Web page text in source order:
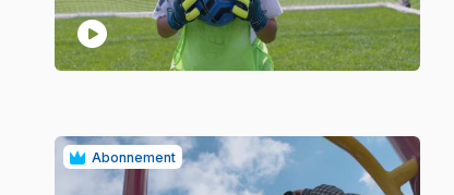
play_circle
Abonnement